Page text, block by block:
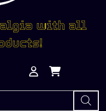
with all